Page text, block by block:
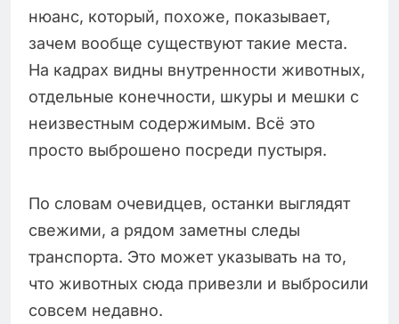
нюанс, который, похоже, показывает,
зачем вообще существуют такие места.
На кадрах видны внутренности животных,
отдельные конечности, шкуры и мешки с
неизвестным содержимым. Всё это
просто выброшено посреди пустыря.
По словам очевидцев, останки выглядят
свежими, а рядом заметны следы
транспорта. Это может указывать на то,
что животных сюда привезли и выбросили
совсем недавно.